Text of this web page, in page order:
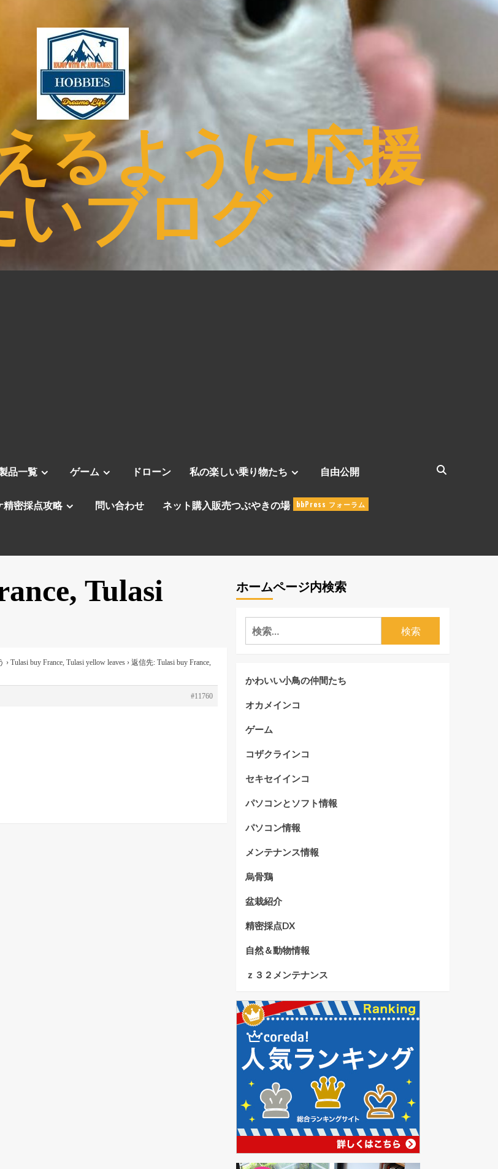
るように応援
ブログ
品一覧 ゲーム ドローン 私の楽しい乗り物たち 自由公開
精密採点攻略 問い合わせ ネット購入販売つぶやきの場 bbPress フォーラム
Tulasi
› Tulasi buy France, Tulasi yellow leaves › 返信先: Tulasi buy France,
#11760
ホームページ内検索
検
索:
かわいい小鳥の仲間たち
オカメインコ
ゲーム
コザクラインコ
セキセイインコ
パソコンとソフト情報
パソコン情報
メンテナンス情報
烏骨鶏
盆栽紹介
精密採点DX
自然＆動物情報
ｚ３２メンテナンス